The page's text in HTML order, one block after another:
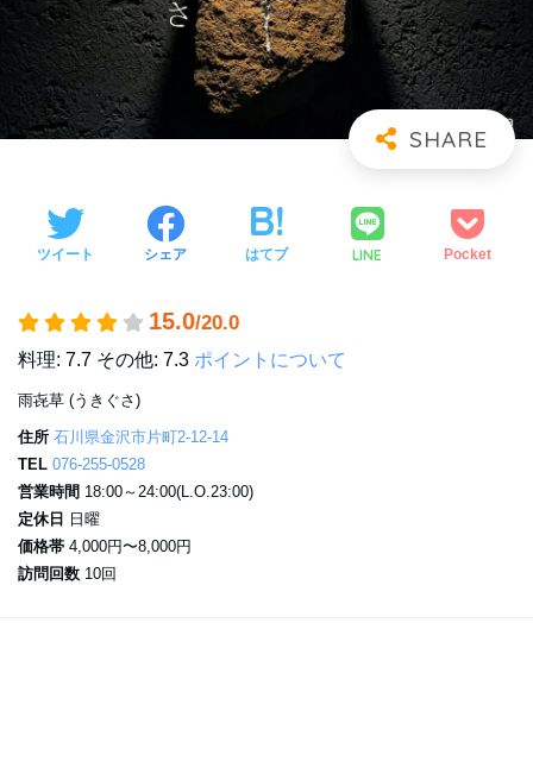
ツイート シェア はてブ LINE Pocket
15.0/20.0
料理: 7.7 その他: 7.3 ポイントについて
雨㐂草 (うきぐさ)
住所 石川県金沢市片町2-12-14
TEL 076-255-0528
営業時間 18:00～24:00(L.O.23:00)
定休日
日曜
価格帯 4,000円〜8,000円
訪問回数 10回